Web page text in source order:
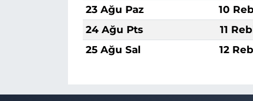
23 Ağu Paz
10
24 Ağu Pts
11
25 Ağu Sal
12